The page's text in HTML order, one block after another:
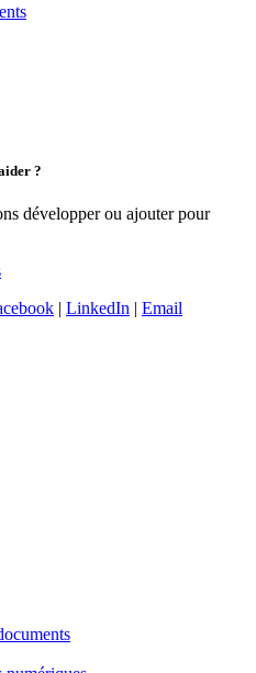
?
développer ou ajouter pour
| LinkedIn | Email